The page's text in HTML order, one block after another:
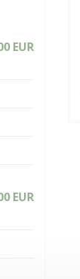
EUR
EUR